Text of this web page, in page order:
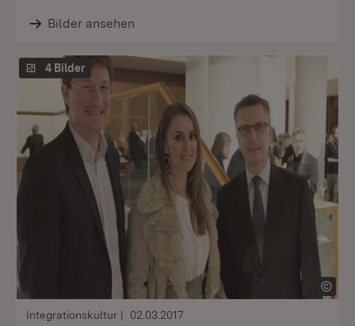
Bilder ansehen
4 Bilder
Integrationskultur 02.03.2017